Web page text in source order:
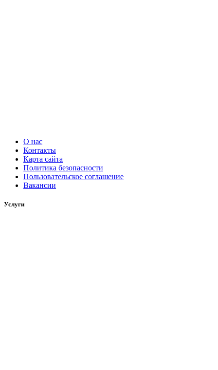
О нас
Контакты
Карта сайта
Политика безопасности
Пользовательское соглашение
Вакансии
Услуги